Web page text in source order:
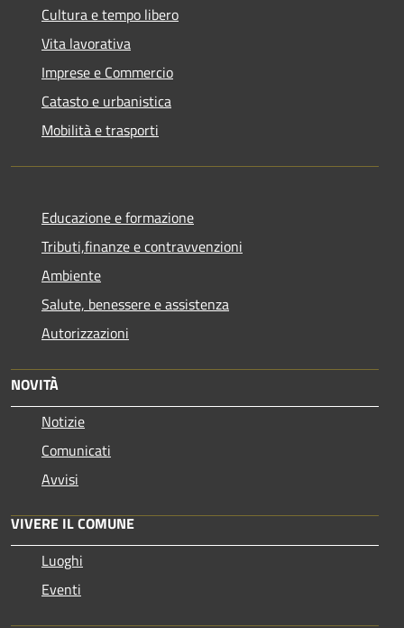
Cultura e tempo libero
Vita lavorativa
Imprese e Commercio
Catasto e urbanistica
Mobilità e trasporti
Educazione e formazione
Tributi,finanze e contravvenzioni
Ambiente
Salute, benessere e assistenza
Autorizzazioni
NOVITÀ
Notizie
Comunicati
Avvisi
VIVERE IL COMUNE
Luoghi
Eventi